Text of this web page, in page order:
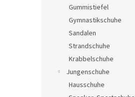
Gummistiefel
Gymnastikschuhe
Sandalen
Strandschuhe
Krabbelschuhe
Jungenschuhe
Hausschuhe